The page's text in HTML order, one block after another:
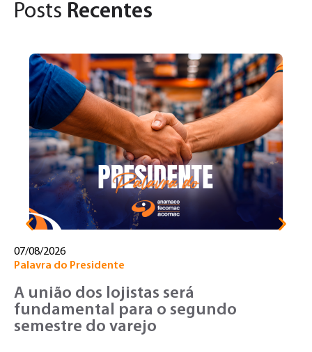
Posts Recentes
07/08/2026
Palavra do Presidente
A união dos lojistas será
fundamental para o segundo
semestre do varejo